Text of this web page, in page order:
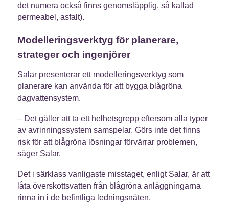
det numera också finns genomsläpplig, så kallad
permeabel, asfalt).
Modelleringsverktyg för planerare,
strateger och ingenjörer
Salar presenterar ett modelleringsverktyg som
planerare kan använda för att bygga blågröna
dagvattensystem.
– Det gäller att ta ett helhetsgrepp eftersom alla typer
av avrinningssystem samspelar. Görs inte det finns
risk för att blågröna lösningar förvärrar problemen,
säger Salar.
Det i särklass vanligaste misstaget, enligt Salar, är att
låta överskottsvatten från blågröna anläggningarna
rinna in i de befintliga ledningsnäten.